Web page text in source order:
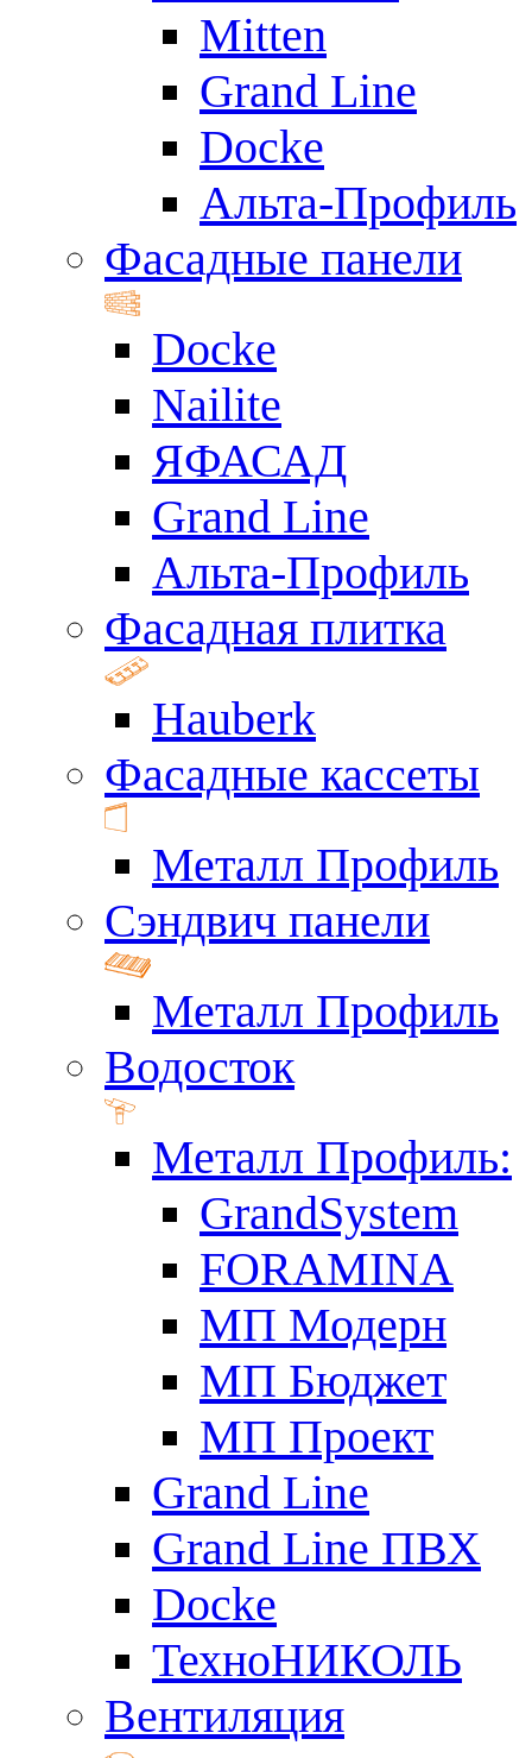
Mitten
Grand Line
Docke
Альта-Профиль
Фасадные панели
Docke
Nailite
ЯФАСАД
Grand Line
Альта-Профиль
Фасадная плитка
Hauberk
Фасадные кассеты
Металл Профиль
Сэндвич панели
Металл Профиль
Водосток
Металл Профиль:
GrandSystem
FORAMINA
МП Модерн
МП Бюджет
МП Проект
Grand Line
Grand Line ПВХ
Docke
ТехноНИКОЛЬ
Вентиляция